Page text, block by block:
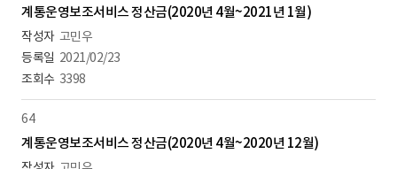
계통운영보조서비스 정산금(2020년 4월~2021년 1월)
고민우
2021/02/23
3398
64
계통운영보조서비스 정산금(2020년 4월~2020년 12월)